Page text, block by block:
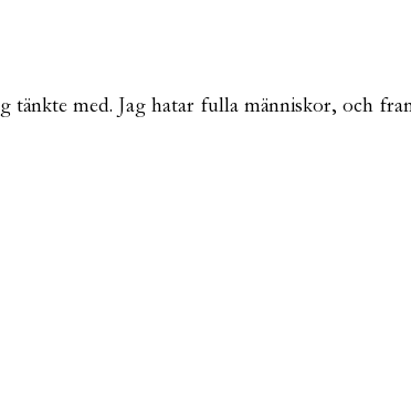
med. Jag hatar fulla människor, och